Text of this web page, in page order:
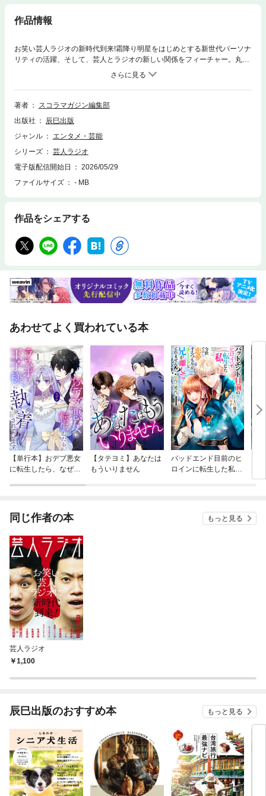
作品情報
お笑い芸人ラジオの新時代到来!霜降り明星をはじめとする新世代パーソナ
リティの活躍、そして、芸人とラジオの新しい関係をフィーチャー。丸ご
と一冊、最初から最後まで芸人ラジオのみのムック本!■霜降り明星「芸人
ラジオの新時代がやってきた!」■宮下草薙「濃厚な15分 限界の15分」■ミ
キ「兄弟同士ゆえの直球ど真ん中」■空気階段「踊り場の現在地」■真空ジ
ェシカ「どら息子が親孝行をする時」■ニューヨーク「YouTubeに広がる
軸」〈特集〉芸人とラジオの新しい関係■ラブレターズ「芸人ラジオ界屈
指のオールラウンダー」■向清太朗「ジャンル限定のラジオスター」■佐藤
〈巻末特別企画〉■佐久間宣行×吉田豪「船長の深夜航海図」
著者
スコラマガジン編集部
出版社
辰巳出版
ジャンル
エンタメ・芸能
シリーズ
芸人ラジオ
電子版配信開始日
2026/05/29
ファイルサイズ
- MB
作品をシェアする
あわせてよく買われている本
【単行本】おデブ悪女
に転生したら、なぜか
【タテヨミ】あなたは
もういりません
バッドエンド目前のヒ
ロインに転生した私、
同じ作者の本 もっと見る
芸人ラジオ
1,100
辰巳出版のおすすめ本 もっと見る